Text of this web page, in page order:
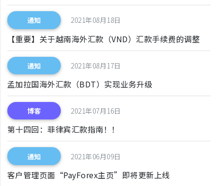
通知 2021年08月18日
【重要】关于越南海外汇款（VND）汇款手续费的调整
通知 2021年08月17日
孟加拉国海外汇款（BDT）实现业务升级
博客 2021年07月16日
第十四回：菲律宾汇款指南！！
通知 2021年06月09日
客户管理页面“PayForex主页”即将更新上线